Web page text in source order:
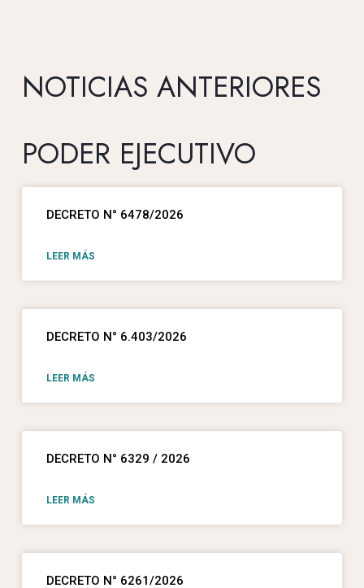
NOTICIAS ANTERIORES
PODER EJECUTIVO
DECRETO N° 6478/2026
LEER MÁS
DECRETO N° 6.403/2026
LEER MÁS
DECRETO N° 6329 / 2026
LEER MÁS
DECRETO N° 6261/2026